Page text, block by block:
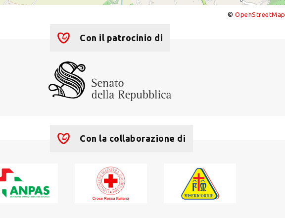
© OpenStreetMap
Con il patrocinio di
Con la collaborazione di